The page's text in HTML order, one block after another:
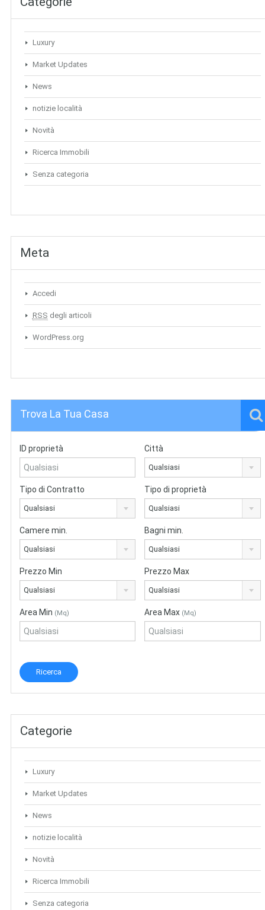
Luxury
Market Updates
News
notizie località
Novità
Ricerca Immobili
Senza categoria
Meta
Accedi
RSS degli articoli
WordPress.org
Trova La Tua Casa
ID proprietà Città
Qualsiasi
Tipo di Contratto
Qualsiasi
Tipo di proprietà
Qualsiasi
Camere min.
Qualsiasi
Bagni min.
Qualsiasi
Prezzo Min
Qualsiasi
Prezzo Max
Qualsiasi
Area Min (Mq) Area Max (Mq)
Categorie
Luxury
Market Updates
News
notizie località
Novità
Ricerca Immobili
Senza categoria